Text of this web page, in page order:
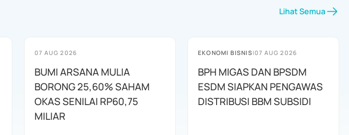
Lihat Semua
07 AUG 2026
BUMI ARSANA MULIA
BORONG 25,60% SAHAM
OKAS SENILAI RP60,75
MILIAR
EKONOMI BISNIS|07 AUG 2026
BPH MIGAS DAN BPSDM
ESDM SIAPKAN PENGAWAS
DISTRIBUSI BBM SUBSIDI